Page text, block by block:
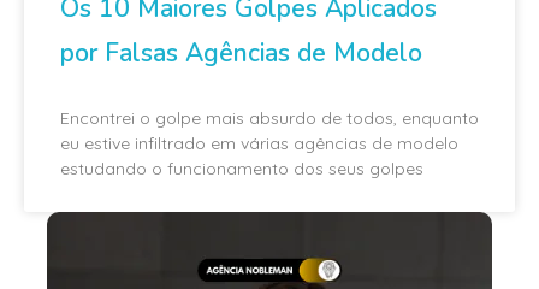
Os 10 Maiores Golpes Aplicados
por Falsas Agências de Modelo
Encontrei o golpe mais absurdo de todos, enquanto
eu estive infiltrado em várias agências de modelo
estudando o funcionamento dos seus golpes